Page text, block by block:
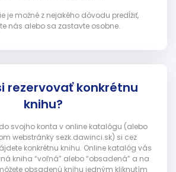
je možné z nejakého dôvodu predĺžiť,
nás alebo sa zastavte osobne.
rezervovať konkrétnu
knihu?
svojho konta v online katalógu (alebo
webstránky sezk.dawinci.sk) si cez
konkrétnu knihu. Online katalóg vás
kniha “voľná” alebo “obsadená” a na
obsadenú knihu jedným kliknutím